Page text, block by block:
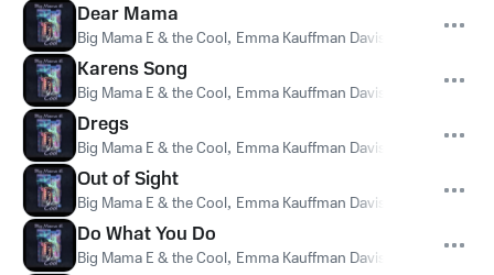
Dear Mama
Big Mama E & the Cool, Emma Kauffman Davis
Karens Song
Big Mama E & the Cool, Emma Kauffman Davis
Dregs
Big Mama E & the Cool, Emma Kauffman Davis
Out of Sight
Big Mama E & the Cool, Emma Kauffman Davis
Do What You Do
Big Mama E & the Cool, Emma Kauffman Davis